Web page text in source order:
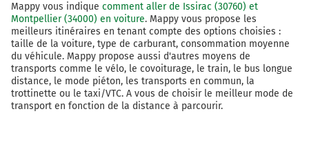
Mappy vous indique comment aller de Issirac (30760) et
Montpellier (34000) en voiture. Mappy vous propose les
meilleurs itinéraires en tenant compte des options choisies :
taille de la voiture, type de carburant, consommation moyenne
du véhicule. Mappy propose aussi d'autres moyens de
transports comme le vélo, le covoiturage, le train, le bus longue
distance, le mode piéton, les transports en commun, la
trottinette ou le taxi/VTC. A vous de choisir le meilleur mode de
transport en fonction de la distance à parcourir.